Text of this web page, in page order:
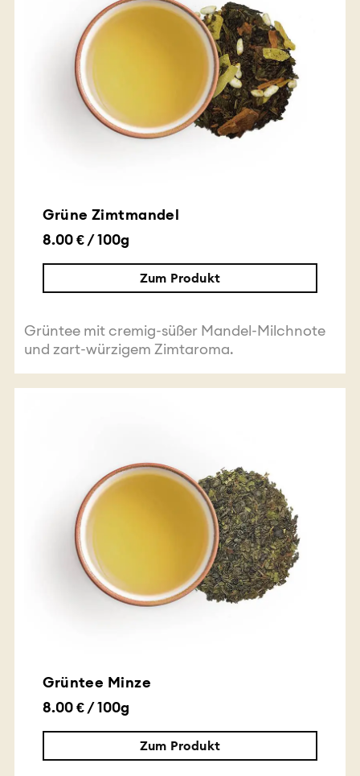
Grüne Zimtmandel
8.00 € / 100g
Zum Produkt
Grüntee mit cremig-süßer Mandel-Milchnote
und zart-würzigem Zimtaroma.
Grüntee Minze
8.00 € / 100g
Zum Produkt